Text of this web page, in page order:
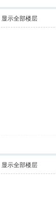
显示全部楼层
显示全部楼层